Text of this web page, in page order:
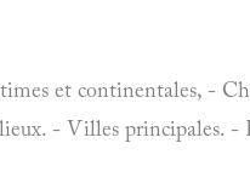
et continentales, -
- Villes principales. -